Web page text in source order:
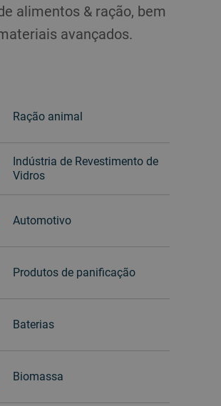
alimentos & ração, bem
avançados.
Ração animal
Indústria de Revestimento de
Vidros
Automotivo
Produtos de panificação
Baterias
Biomassa